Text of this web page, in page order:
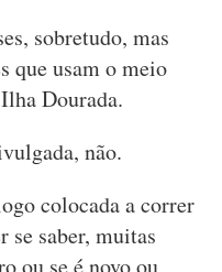
sobretudo, mas
que usam o meio
Dourada.
não.
colocada a correr
se saber, muitas
ou se é novo ou